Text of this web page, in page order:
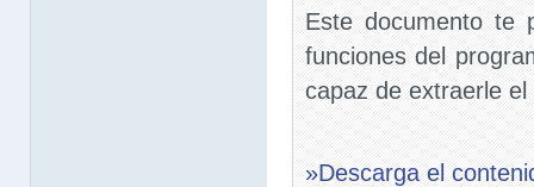
Este documento te
funciones del
capaz de extraerle
»Descarga el